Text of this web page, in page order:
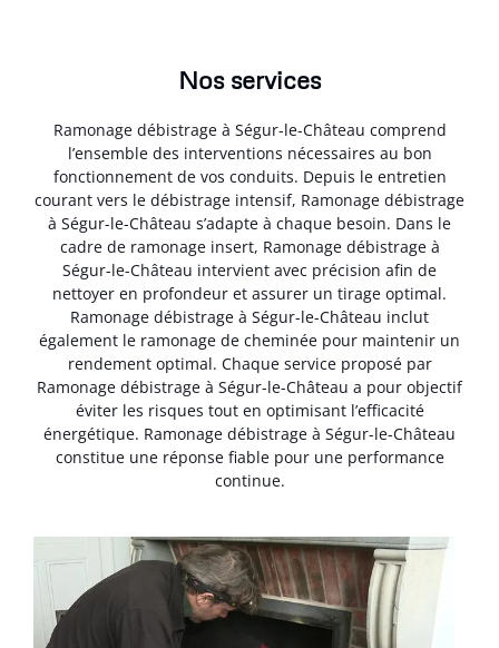
Nos services
Ramonage débistrage à Ségur-le-Château comprend
l’ensemble des interventions nécessaires au bon
fonctionnement de vos conduits. Depuis le entretien
courant vers le débistrage intensif, Ramonage débistrage
à Ségur-le-Château s’adapte à chaque besoin. Dans le
cadre de ramonage insert, Ramonage débistrage à
Ségur-le-Château intervient avec précision afin de
nettoyer en profondeur et assurer un tirage optimal.
Ramonage débistrage à Ségur-le-Château inclut
également le ramonage de cheminée pour maintenir un
rendement optimal. Chaque service proposé par
Ramonage débistrage à Ségur-le-Château a pour objectif
éviter les risques tout en optimisant l’efficacité
énergétique. Ramonage débistrage à Ségur-le-Château
constitue une réponse fiable pour une performance
continue.